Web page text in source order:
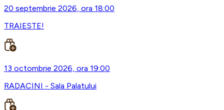
20 septembrie 2026, ora 18:00
TRAIESTE!
13 octombrie 2026, ora 19:00
RADACINI - Sala Palatului